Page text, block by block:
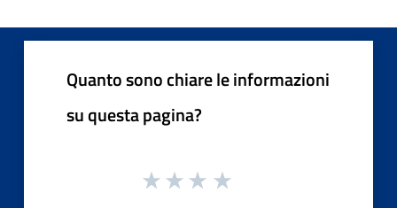
Quanto sono chiare le informazioni
su questa pagina?